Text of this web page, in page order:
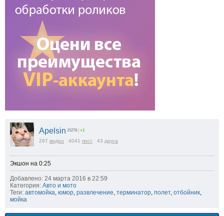
Apelsin 15278 | +1
297 видео 4041 пост 43 друга
Экшон на 0:25
Добавлено: 24 марта 2016 в 22:59
Категория: Авто и мото
Теги: автомойка юмор развлечение терминатор полет, отбойник
мойка